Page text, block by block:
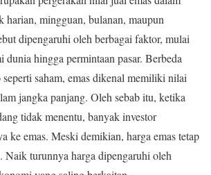
harian, mingguan, bulanan, maupun
dipengaruhi oleh berbagai faktor, mulai
hingga permintaan pasar. Berbeda
seperti saham, emas dikenal memiliki nilai
jangka panjang. Oleh sebab itu, ketika
tidak menentu, banyak investor
ke emas. Meski demikian, harga emas tetap
Naik turunnya harga dipengaruhi oleh